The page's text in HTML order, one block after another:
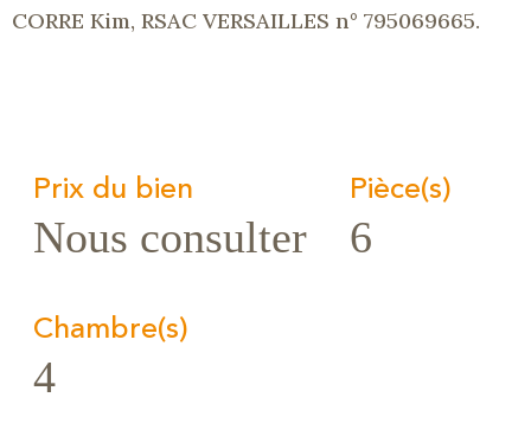
CORRE Kim, RSAC VERSAILLES n° 795069665.
Prix du bien
Nous consulter
Pièce(s)
6
Chambre(s)
4